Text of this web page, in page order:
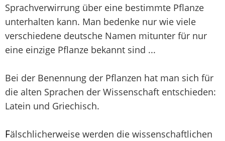
Sprachverwirrung über eine bestimmte Pflanze
unterhalten kann. Man bedenke nur wie viele
verschiedene deutsche Namen mitunter für nur
eine einzige Pflanze bekannt sind ...
Bei der Benennung der Pflanzen hat man sich für
die alten Sprachen der Wissenschaft entschieden:
Latein und Griechisch.
Fälschlicherweise werden die wissenschaftlichen